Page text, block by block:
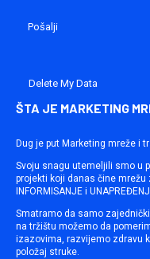
Delete My Data
ŠTA JE MARKETING
Dug je put Marketing mreže i
Svoju snagu utemeljili smo u
projekti koji danas čine mrežu
INFORMISANJE i
Smatramo da samo
na tržištu možemo da
izazovima, razvijemo zdravu
položaj struke.